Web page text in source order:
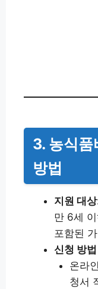
3. 농식품
방법
지원 대상
만 6세
포함된
신청 방법
온라
청서